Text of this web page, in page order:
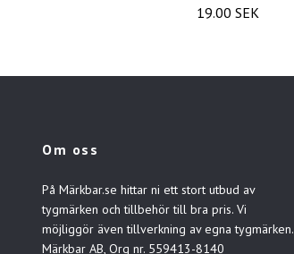
19.00 SEK
Om oss
På Märkbar.se hittar ni ett stort utbud av
tygmärken och tillbehör till bra pris. Vi
möjliggör även tillverkning av egna tygmärken.
Märkbar AB, Org nr. 559413-8140